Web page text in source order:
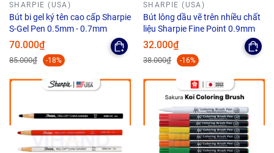
SHARPIE (USA)
Bút bi gel ký tên cao cấp Sharpie
S-Gel Pen 0.5mm - 0.7mm
70.000₫
85.000₫ -18%
SHARPIE (USA)
Bút lông dầu vẽ trên nhiều chất
liệu Sharpie Fine Point 0.9mm
32.000₫
38.000₫ -16%